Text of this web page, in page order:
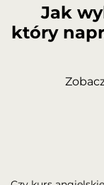
Jak
który